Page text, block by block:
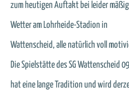
zum heutigen Auftakt bei leider
Wetter am Lohrheide-Stadion in
Wattenscheid, alle natürlich voll
Die Spielstätte des SG Wattenscheid 09
hat eine lange Tradition und wird